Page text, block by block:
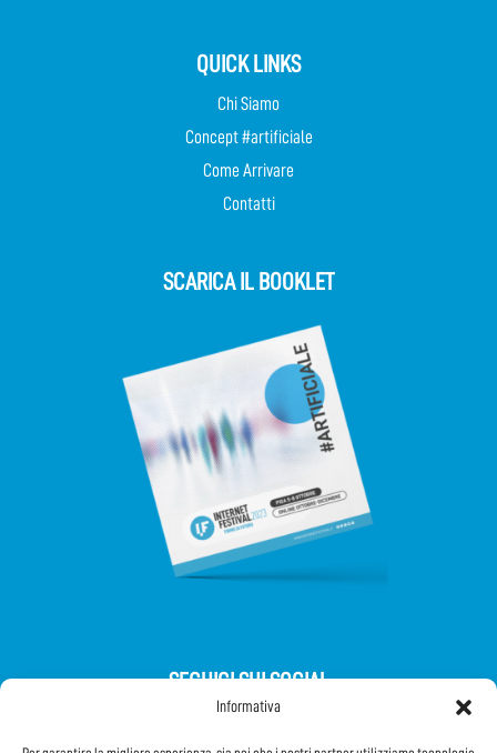
Informativa
QUICK LINKS
Chi Siamo
Concept #artificiale
Come Arrivare
Contatti
SCARICA IL BOOKLET
SEGUICI SUI SOCIAL